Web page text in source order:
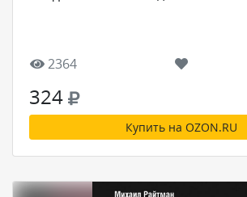
2364
324
Купить на OZON.RU